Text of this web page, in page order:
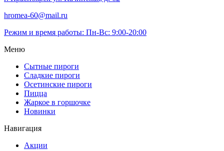
hromea-60@mail.ru
Режим и время работы: Пн-Вс: 9:00-20:00
Меню
Сытные пироги
Сладкие пироги
Осетинские пироги
Пицца
Жаркое в горшочке
Новинки
Навигация
Акции